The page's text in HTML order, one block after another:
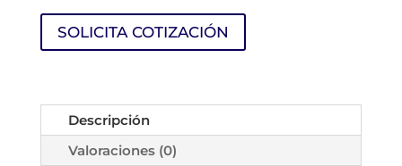
SOLICITA COTIZACIÓN
Descripción
Valoraciones (0)